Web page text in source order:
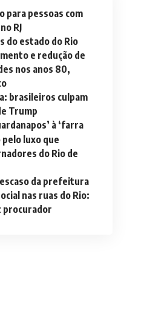
para pessoas com
RJ
do estado do Rio
e redução de
nos anos 80,
brasileiros culpam
Trump
à ‘farra
pelo luxo que
do Rio de
da prefeitura
nas ruas do Rio:
procurador